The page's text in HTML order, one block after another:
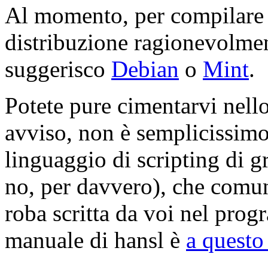
Al momento, per compilare
distribuzione
suggerisco Debian o Mint.
Potete pure cimentarvi
avviso, non è
linguaggio di scripting di
no, per davvero), che
roba scritta da voi nel
manuale di hansl è a